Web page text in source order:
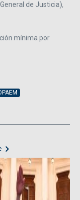
de Justicia),
mínima por